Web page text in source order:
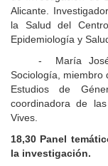
Alicante.
la Salud del
Epidemiología y
- María José
Sociología, miembro
Estudios de
coordinadora de
Vives.
18,30 Panel
la investigación.